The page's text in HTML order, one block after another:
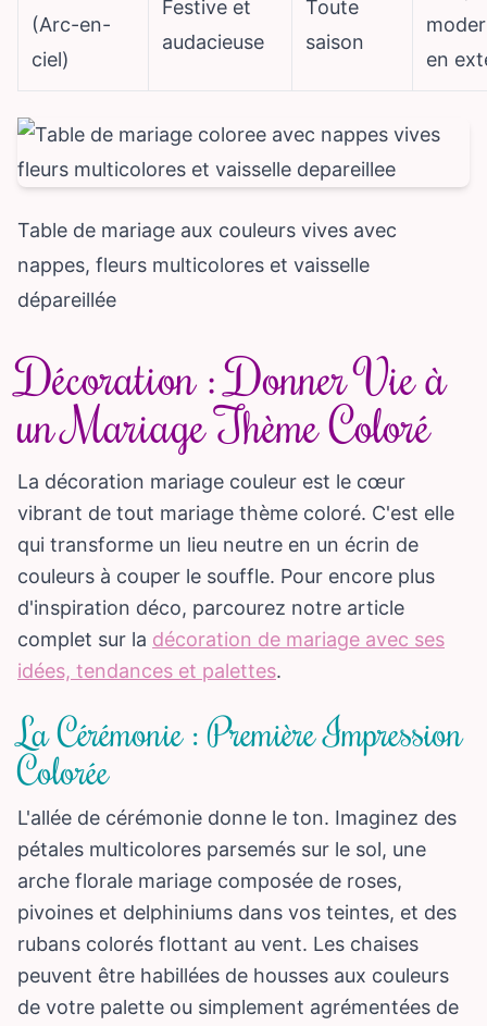
(Arc-en-
ciel)
Festive et
audacieuse
Toute
saison
en
Table de mariage aux couleurs vives avec
nappes, fleurs multicolores et vaisselle
dépareillée
Décoration : Donner Vie à
un Mariage Thème Coloré
La décoration mariage couleur est le cœur
vibrant de tout mariage thème coloré. C'est elle
qui transforme un lieu neutre en un écrin de
couleurs à couper le souffle. Pour encore plus
d'inspiration déco, parcourez notre article
complet sur la décoration de mariage avec ses
idées, tendances et palettes.
La Cérémonie : Première Impression
Colorée
L'allée de cérémonie donne le ton. Imaginez des
pétales multicolores parsemés sur le sol, une
arche florale mariage composée de roses,
pivoines et delphiniums dans vos teintes, et des
rubans colorés flottant au vent. Les chaises
peuvent être habillées de housses aux couleurs
de votre palette ou simplement agrémentées de